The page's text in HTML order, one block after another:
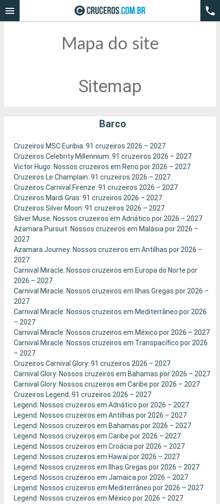
Mapa do site
Sitemap
Barco
Cruzeiros MSC Euribia: 91 cruzeiros 2026 – 2027
Cruzeiros Celebrity Millennium: 91 cruzeiros 2026 – 2027
Victor Hugo: Nossos cruzeiros em Reno por 2026 – 2027
Cruzeiros Le Champlain: 91 cruzeiros 2026 – 2027
Cruzeiros Carnival Firenze: 91 cruzeiros 2026 – 2027
Cruzeiros Mardi Gras: 91 cruzeiros 2026 – 2027
Cruzeiros Silver Moon: 91 cruzeiros 2026 – 2027
Silver Muse: Nossos cruzeiros em Adriático por 2026 – 2027
Azamara Pursuit: Nossos cruzeiros em Malásia por 2026 –
2027
Azamara Journey: Nossos cruzeiros em Antilhas por 2026 –
2027
Carnival Miracle: Nossos cruzeiros em Europa do Norte por
2026 – 2027
Carnival Miracle: Nossos cruzeiros em Ilhas Gregas por 2026 –
2027
Carnival Miracle: Nossos cruzeiros em Mediterrâneo por 2026
– 2027
Carnival Miracle: Nossos cruzeiros em México por 2026 – 2027
Carnival Miracle: Nossos cruzeiros em Transpacífico por 2026
– 2027
Cruzeiros Carnival Glory: 91 cruzeiros 2026 – 2027
Carnival Glory: Nossos cruzeiros em Bahamas por 2026 – 2027
Carnival Glory: Nossos cruzeiros em Caribe por 2026 – 2027
Cruzeiros Legend: 91 cruzeiros 2026 – 2027
Legend: Nossos cruzeiros em Adriático por 2026 – 2027
Legend: Nossos cruzeiros em Antilhas por 2026 – 2027
Legend: Nossos cruzeiros em Bahamas por 2026 – 2027
Legend: Nossos cruzeiros em Caribe por 2026 – 2027
Legend: Nossos cruzeiros em Croácia por 2026 – 2027
Legend: Nossos cruzeiros em Hawaí por 2026 – 2027
Legend: Nossos cruzeiros em Ilhas Gregas por 2026 – 2027
Legend: Nossos cruzeiros em Jamaica por 2026 – 2027
Legend: Nossos cruzeiros em Mediterrâneo por 2026 – 2027
Legend: Nossos cruzeiros em México por 2026 – 2027